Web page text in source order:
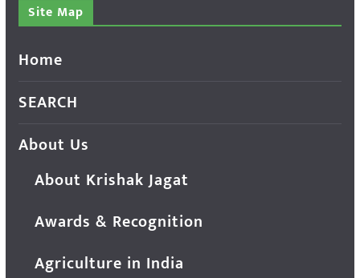
Site Map
Home
SEARCH
About Us
About Krishak Jagat
Awards & Recognition
Agriculture in India